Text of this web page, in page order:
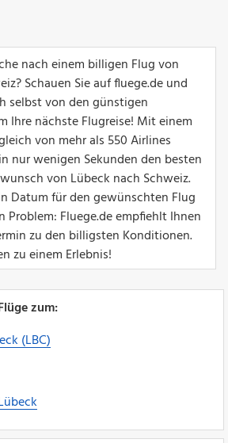
nach einem billigen Flug von
Schauen Sie auf fluege.de und
selbst von den günstigen
Ihre nächste Flugreise! Mit einem
von mehr als 550 Airlines
nur wenigen Sekunden den besten
von Lübeck nach Schweiz.
Datum für den gewünschten Flug
Problem: Fluege.de empfiehlt Ihnen
zu den billigsten Konditionen.
zu einem Erlebnis!
zum:
(LBC)